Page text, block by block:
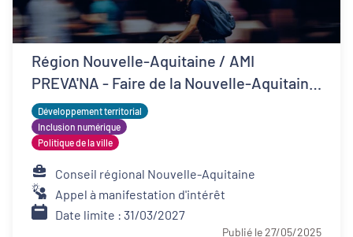
Région Nouvelle-Aquitaine / AMI
PREVA'NA - Faire de la Nouvelle-Aquitaine
un territoire de bonne santé
Développement territorial
Inclusion numérique
Politique de la ville
Conseil régional Nouvelle-Aquitaine
Appel à manifestation d'intérêt
Date limite : 31/03/2027
Publié le 27/05/2025